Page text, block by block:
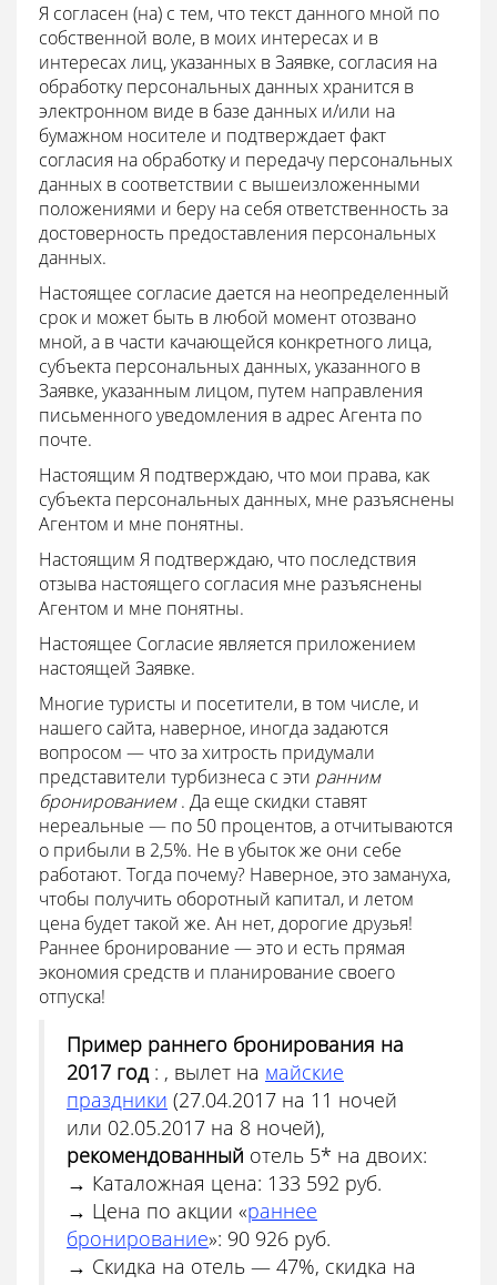
Я согласен (на) с тем, что текст данного мной по
собственной воле, в моих интересах и в
интересах лиц, указанных в Заявке, согласия на
обработку персональных данных хранится в
электронном виде в базе данных и/или на
бумажном носителе и подтверждает факт
согласия на обработку и передачу персональных
данных в соответствии с вышеизложенными
положениями и беру на себя ответственность за
достоверность предоставления персональных
данных.
Настоящее согласие дается на неопределенный
срок и может быть в любой момент отозвано
мной, а в части качающейся конкретного лица,
субъекта персональных данных, указанного в
Заявке, указанным лицом, путем направления
письменного уведомления в адрес Агента по
почте.
Настоящим Я подтверждаю, что мои права, как
субъекта персональных данных, мне разъяснены
Агентом и мне понятны.
Настоящим Я подтверждаю, что последствия
отзыва настоящего согласия мне разъяснены
Агентом и мне понятны.
Настоящее Согласие является приложением
настоящей Заявке.
Многие туристы и посетители, в том числе, и
нашего сайта, наверное, иногда задаются
вопросом — что за хитрость придумали
представители турбизнеса с эти ранним
бронированием. Да еще скидки ставят
нереальные — по 50 процентов, а отчитываются
о прибыли в 2,5%. Не в убыток же они себе
работают. Тогда почему? Наверное, это замануха,
чтобы получить оборотный капитал, и летом
цена будет такой же. Ан нет, дорогие друзья!
Раннее бронирование — это и есть прямая
экономия средств и планирование своего
отпуска!
Пример раннего бронирования на
2017 год : , вылет на майские
праздники (27.04.2017 на 11 ночей
или 02.05.2017 на 8 ночей),
рекомендованный отель 5* на двоих:
→ Каталожная цена: 133 592 руб.
→ Цена по акции «раннее
бронирование»: 90 926 руб.
→ Скидка на отель — 47%, скидка на